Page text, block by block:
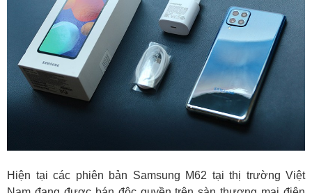
Hiện tại các phiên bản Samsung M62 tại thị trường Việt